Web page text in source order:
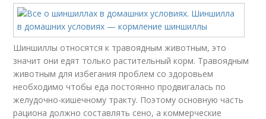
Шиншиллы относятся к травоядным животным, это
значит они едят только растительный корм. Травоядным
животным для избегания проблем со здоровьем
необходимо чтобы еда постоянно продвигалась по
желудочно-кишечному тракту. Поэтому основную часть
рациона должно составлять сено, а коммерческие